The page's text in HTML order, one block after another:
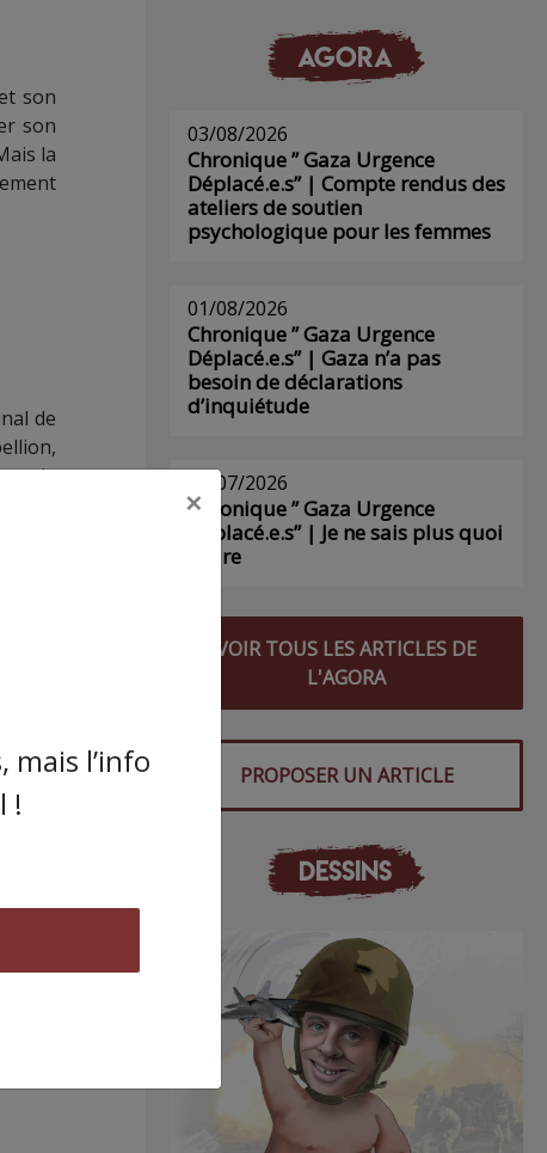
son
son
la
de
AGORA
03/08/2026
Chronique ” Gaza Urgence
Déplacé.e.s” | Compte rendus des
ateliers de soutien
psychologique pour les femmes
01/08/2026
Chronique ” Gaza Urgence
Déplacé.e.s” | Gaza n’a pas
besoin de déclarations
d’inquiétude
29/07/2026
Chronique ” Gaza Urgence
Déplacé.e.s” | Je ne sais plus quoi
écrire
VOIR TOUS LES ARTICLES DE
L'AGORA
PROPOSER UN ARTICLE
DESSINS
×
mais l’info
!